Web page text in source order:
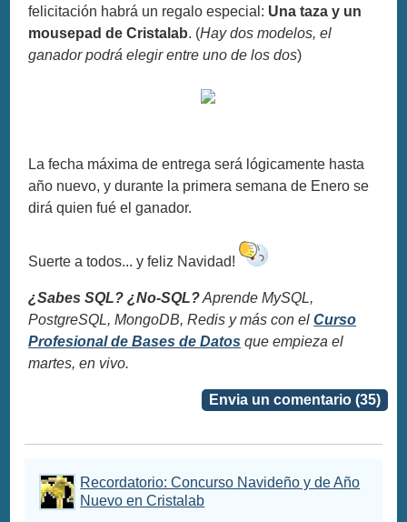
felicitación habrá un regalo especial: Una taza y un
mousepad de Cristalab. (Hay dos modelos, el
ganador podrá elegir entre uno de los dos)
La fecha máxima de entrega será lógicamente hasta
año nuevo, y durante la primera semana de Enero se
dirá quien fué el ganador.
Suerte a todos... y feliz Navidad!
¿Sabes SQL? ¿No-SQL?Aprende MySQL,
PostgreSQL, MongoDB, Redis y más con elCurso
Profesional de Bases de Datos que empieza el
martes, en vivo.
Envia un comentario (35)
Recordatorio: Concurso Navideño y de Año
Nuevo en Cristalab